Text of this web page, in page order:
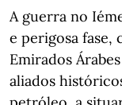
A guerra no
e perigosa fase,
Emirados
aliados